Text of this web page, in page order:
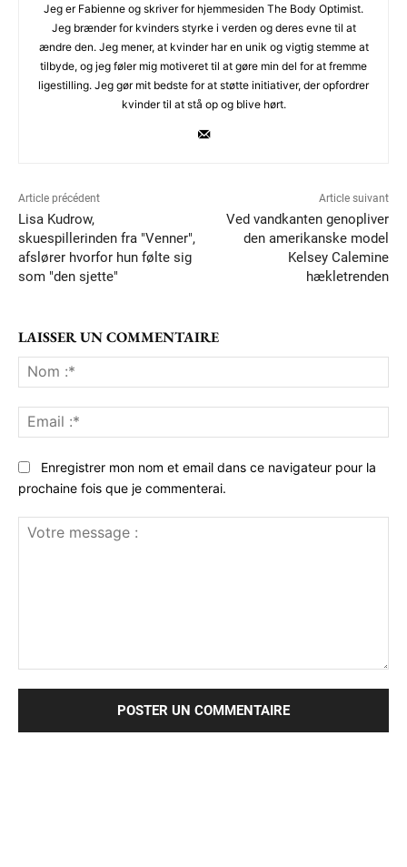
Jeg er Fabienne og skriver for hjemmesiden The Body Optimist.
Jeg brænder for kvinders styrke i verden og deres evne til at
ændre den. Jeg mener, at kvinder har en unik og vigtig stemme at
tilbyde, og jeg føler mig motiveret til at gøre min del for at fremme
ligestilling. Jeg gør mit bedste for at støtte initiativer, der opfordrer
kvinder til at stå op og blive hørt.
Article précédent
Lisa Kudrow,
skuespillerinden fra "Venner",
afslører hvorfor hun følte sig
som "den sjette"
Article suivant
Ved vandkanten genopliver
den amerikanske model
Kelsey Calemine
hækletrenden
LAISSER UN COMMENTAIRE
:*
:*
Enregistrer mon nom et email dans ce navigateur pour la
prochaine fois que je commenterai.